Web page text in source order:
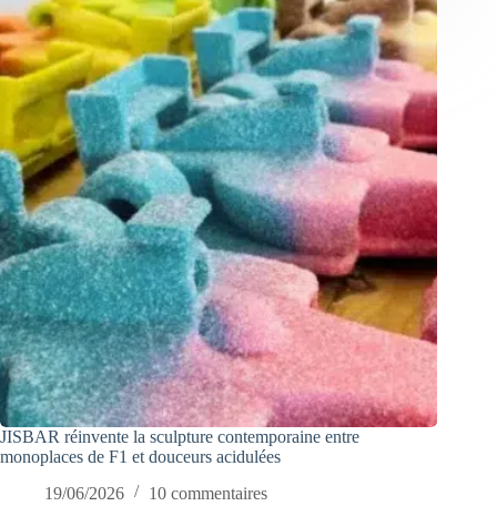
JISBAR réinvente la sculpture contemporaine entre
monoplaces de F1 et douceurs acidulées
19/06/2026
10 commentaires